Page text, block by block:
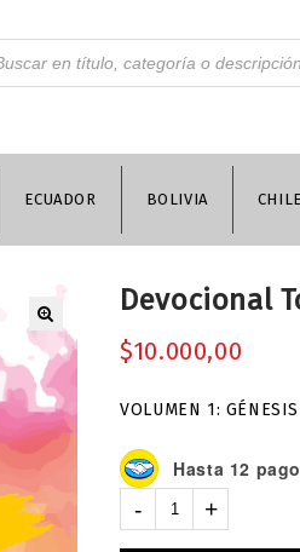
ECUADOR BOLIVIA CHILE
Devocional
$10.000,00
VOLUMEN 1:
Hasta 12